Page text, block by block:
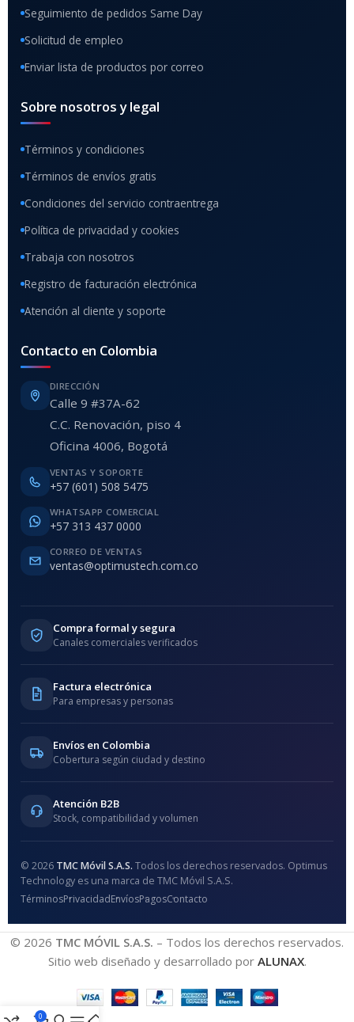
Seguimiento de pedidos Same Day
Solicitud de empleo
Enviar lista de productos por correo
Sobre nosotros y legal
Términos y condiciones
Términos de envíos gratis
Condiciones del servicio contraentrega
Política de privacidad y cookies
Trabaja con nosotros
Registro de facturación electrónica
Atención al cliente y soporte
Contacto en Colombia
DIRECCIÓN
Calle 9 #37A-62
C.C. Renovación, piso 4
Oficina 4006, Bogotá
VENTAS Y SOPORTE
+57 (601) 508 5475
WHATSAPP COMERCIAL
+57 313 437 0000
CORREO DE VENTAS
ventas@optimustech.com.co
Compra formal y segura
Canales comerciales verificados
Factura electrónica
Para empresas y personas
Envíos en Colombia
Cobertura según ciudad y destino
Atención B2B
Stock, compatibilidad y volumen
© 2026 TMC Móvil S.A.S. Todos los derechos reservados. Optimus
Technology es una marca de TMC Móvil S.A.S.
TérminosPrivacidadEnvíosPagosContacto
© 2026 TMC MÓVIL S.A.S. – Todos los derechos reservados.
Sitio web diseñado y desarrollado por ALUNAX.
0